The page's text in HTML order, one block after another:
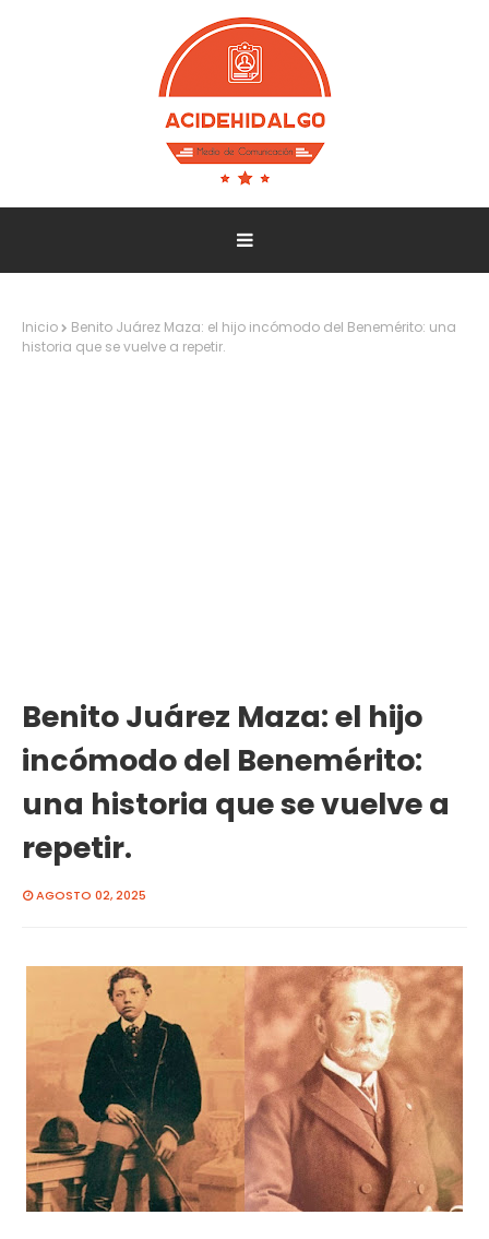
Inicio
Benito Juárez Maza: el hijo incómodo del Benemérito: una
historia que se vuelve a repetir.
Benito Juárez Maza: el hijo
incómodo del Benemérito:
una historia que se vuelve a
repetir.
AGOSTO 02, 2025